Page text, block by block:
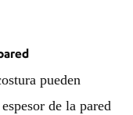
pueden
de la pared